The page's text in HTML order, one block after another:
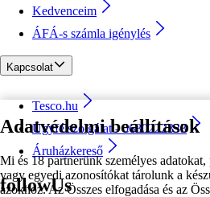
Adatvédelmi beállítások
Mi és 18 partnerünk személyes
vagy egyedi azonosítókat tárolunk a
azokhoz. Az Összes elfogadása és az
Kedvenceim
ÁFÁ-s számla igénylés
Kapcsolat
Tesco.hu
Ügyfélszolgálat - 0680222333
Áruházkereső
followUs